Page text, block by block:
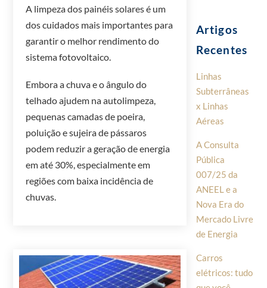
A limpeza dos painéis solares é um
dos cuidados mais importantes para
garantir o melhor rendimento do
sistema fotovoltaico.
Embora a chuva e o ângulo do
telhado ajudem na autolimpeza,
pequenas camadas de poeira,
poluição e sujeira de pássaros
podem reduzir a geração de energia
em até 30%, especialmente em
regiões com baixa incidência de
chuvas.
Artigos
Recentes
Linhas
Subterrâneas
x Linhas
Aéreas
A Consulta
Pública
007/25 da
ANEEL e a
Nova Era do
Mercado Livre
de Energia
Carros
elétricos: tudo